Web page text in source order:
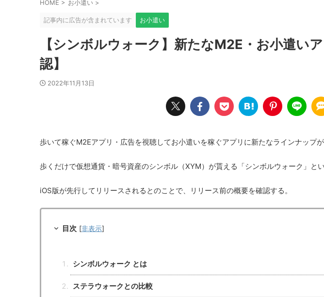
HOME > お小遣い >
記事内に広告が含まれています お小遣い
【シンボルウォーク】新たなM2E・お小遣い
認】
2022年11月13日
歩いて稼ぐM2Eアプリ・広告を視聴してお小遣いを稼ぐアプリに新たなラインナップが
歩くだけで仮想通貨・暗号資産のシンボル（XYM）が貰える「シンボルウォーク」とい
iOS版が先行してリリースされるとのことで、リリース前の概要を確認する。
目次 [非表示]
シンボルウォーク とは
ステラウォークとの比較